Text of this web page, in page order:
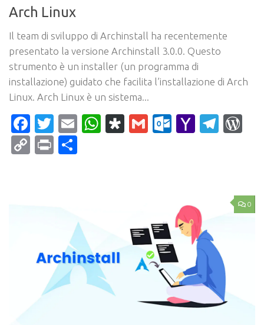
Arch Linux
Il team di sviluppo di Archinstall ha recentemente
presentato la versione Archinstall 3.0.0. Questo
strumento è un installer (un programma di
installazione) guidato che facilita l’installazione di Arch
Linux. Arch Linux è un sistema...
Facebook
Twitter
EmailWhatsApp
Diaspora
Gmail Yahoo
CopyPrint
0